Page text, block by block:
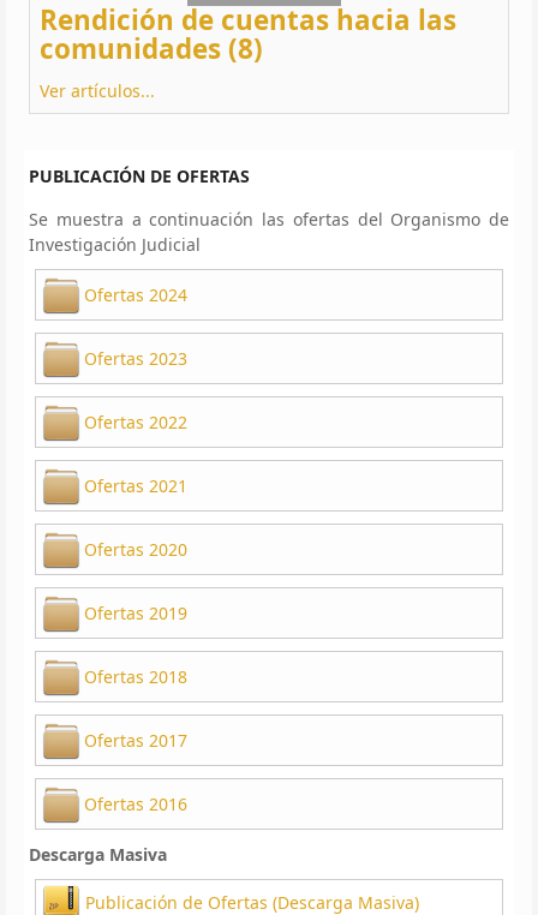
Rendición de cuentas hacia las
comunidades (8)
Ver artículos...
PUBLICACIÓN DE OFERTAS
Se muestra a continuación las ofertas del Organismo de
Investigación Judicial
Ofertas 2024
Ofertas 2023
Ofertas 2022
Ofertas 2021
Ofertas 2020
Ofertas 2019
Ofertas 2018
Ofertas 2017
Ofertas 2016
Descarga Masiva
Publicación de Ofertas (Descarga Masiva)